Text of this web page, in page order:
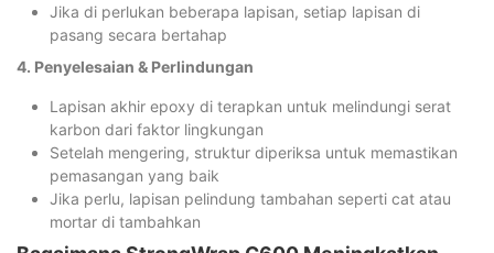
Jika di perlukan beberapa lapisan, setiap lapisan di
pasang secara bertahap
4. Penyelesaian & Perlindungan
Lapisan akhir epoxy di terapkan untuk melindungi serat
karbon dari faktor lingkungan
Setelah mengering, struktur diperiksa untuk memastikan
pemasangan yang baik
Jika perlu, lapisan pelindung tambahan seperti cat atau
mortar di tambahkan